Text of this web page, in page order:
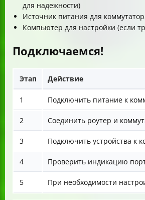
для надежности)
Источник питания для
Компьютер для настройки (если
Подключаемся!
Этап Действие
1 Подключить питание к
2 Соединить роутер и
3 Подключить устройства к
4 Проверить индикацию
5 При необходимости